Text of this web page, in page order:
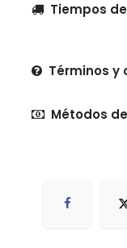
Términos y
Métodos